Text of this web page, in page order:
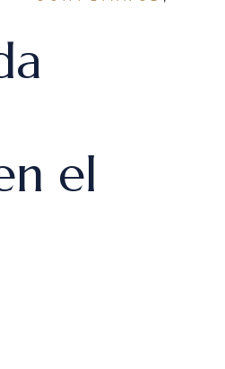
el